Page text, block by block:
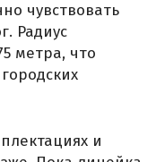
чувствовать
Радиус
метра, что
и